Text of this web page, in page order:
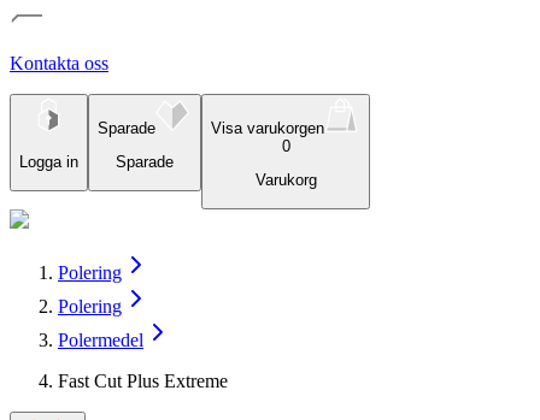
Kontakta oss
Logga in
Sparade
Sparade
Visa varukorgen
0
Varukorg
Polering
Polering
Polermedel
Fast Cut Plus Extreme